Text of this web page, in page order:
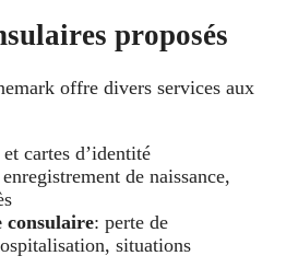
proposés
offre divers services aux
et cartes d’identité
de naissance,
consulaire: perte de
situations